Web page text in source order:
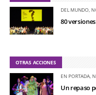
DEL MUNDO,
80
OTRAS ACCIONES
EN PORTADA,
Un repaso